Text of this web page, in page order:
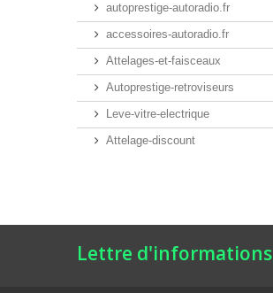
autoprestige-autoradio.fr
accessoires-autoradio.fr
Attelages-et-faisceaux
Autoprestige-retroviseurs
Leve-vitre-electrique
Attelage-discount
Lettre d'informations